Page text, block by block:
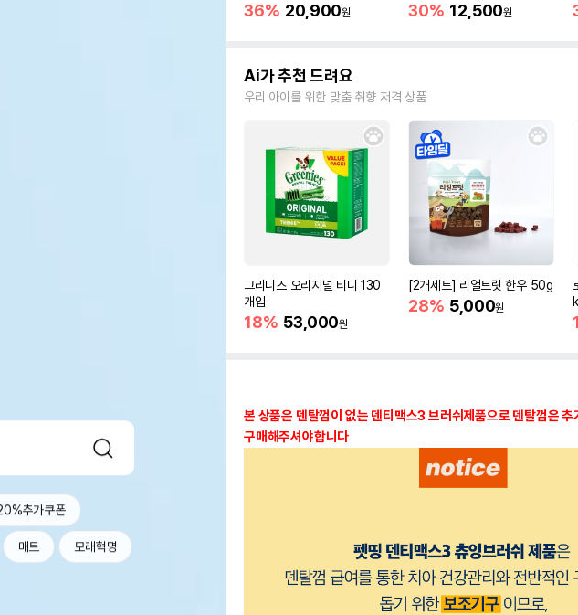
추가쿠폰
매트 모래혁명
36% 20,900원 30% 12,500원
Ai가 추천 드려요
우리 아이를 위한 맞춤 취향 저격 상품
그리니즈 오리지널 티니 130
개입
18% 53,000원
[2개세트] 리얼트릿 한우 50g
28% 5,000원
본 상품은 덴탈껌이 없는 덴티맥스3 브러쉬제품으로 덴탈껌은 추
구매해주셔야합니다